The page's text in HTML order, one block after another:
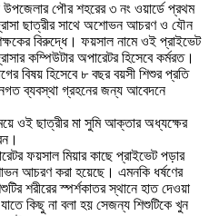
উপজেলার পৌর শহরের ৩ নং ওয়ার্ডে প্রথম
ছাত্রীর সাথে অশোভন আচরণ ও যৌন
বিরুদ্ধে। ফয়সাল নামে ওই প্রাইভেট
কম্পিউটার অপারেটর হিসেবে কর্মরত।
বিষয় হিসেবে ৮ বছর বয়সী শিশুর প্রতি
ব্যবস্থা গ্রহনের জন্য আবেদনে
ওই ছাত্রীর মা সুমি আক্তার অধ্যক্ষের
ফয়সাল মিয়ার কাছে প্রাইভেট পড়ার
আচরণ করা হয়েছে। এমনকি ধর্ষণের
শরীরের স্পর্শকাতর স্থানে হাত দেওয়া
কিছু না বলা হয় সেজন্য শিশুটিকে খুন